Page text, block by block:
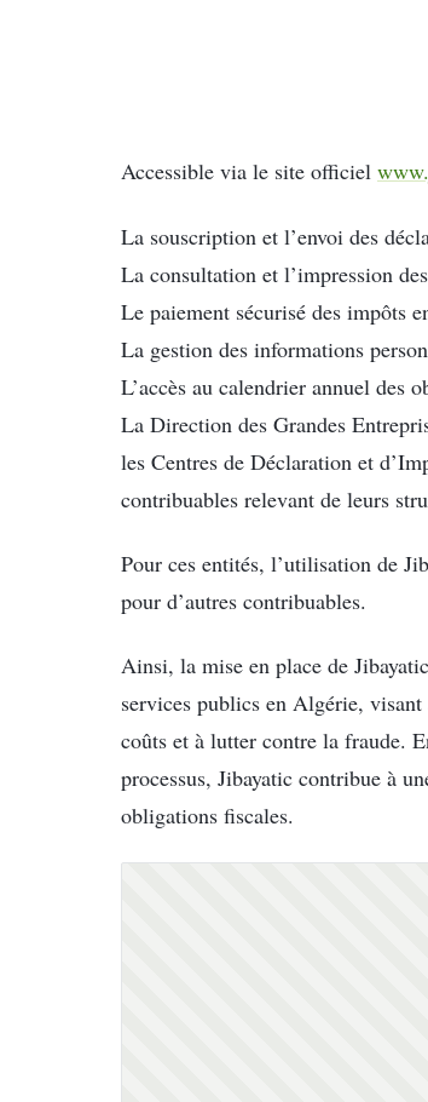
Accessible via le site officiel
La souscription et l’envoi des
La consultation et l’impression
Le paiement sécurisé des impôts
La gestion des informations
L’accès au calendrier annuel des
La Direction des Grandes
les Centres de Déclaration et
contribuables relevant de leurs
Pour ces entités, l’utilisation de
pour d’autres contribuables.
Ainsi, la mise en place de
services publics en Algérie,
coûts et à lutter contre la fraude.
processus, Jibayatic contribue à
obligations fiscales.